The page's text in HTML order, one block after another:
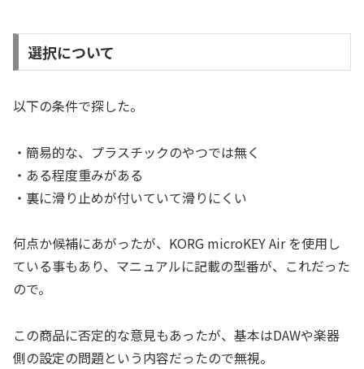
選択について
以下の条件で探した。
・簡易的な、プラスチックのやつでは無く
・ある程度重みがある
・裏に滑り止めが付いていて滑りにくい
何点か候補にあがったが、KORG microKEY Air を使用し
ている事もあり、マニュアルに記載の型番が、これだった
ので。
この商品に否定的な意見もあったが、基本はDAWや楽器
側の設定の問題という内容だったので無視。